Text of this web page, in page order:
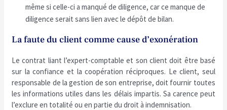
même si celle-ci a manqué de diligence, car ce manque de
diligence serait sans lien avec le dépôt de bilan.
La faute du client comme cause d’exonération
Le contrat liant l’expert-comptable et son client doit être basé
sur la confiance et la coopération réciproques. Le client, seul
responsable de la gestion de son entreprise, doit fournir toutes
les informations utiles dans les délais impartis. Sa carence peut
l’exclure en totalité ou en partie du droit à indemnisation.